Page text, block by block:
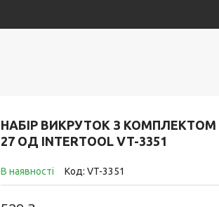
НАБІР ВИКРУТОК З
27 ОД INTERTOOL VT-3351
В наявності Код: VT-3351